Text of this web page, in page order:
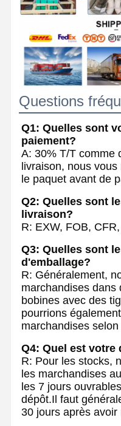
Questions
Q1: Quelles sont
paiement?
A: 30% T/T comme
livraison, nous
le paquet avant de
Q2: Quelles sont
livraison?
R: EXW, FOB,
Q3: Quelles sont
d'emballage?
R: Généralement,
marchandises dans
bobines avec des
pourrions
marchandises
Q4: Quel est votre
R: Pour les stocks,
les marchandises
les 7 jours
dépôt.Il faut
30 jours après avoir